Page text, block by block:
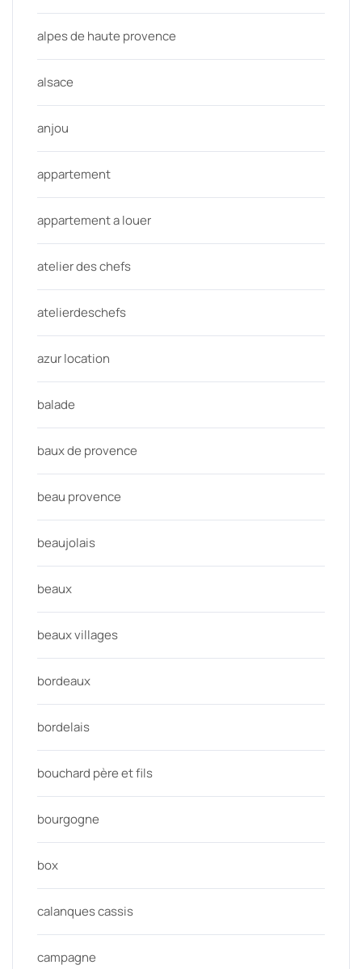
alpes de haute provence
alsace
anjou
appartement
appartement a louer
atelier des chefs
atelierdeschefs
azur location
balade
baux de provence
beau provence
beaujolais
beaux
beaux villages
bordeaux
bordelais
bouchard père et fils
bourgogne
box
calanques cassis
campagne